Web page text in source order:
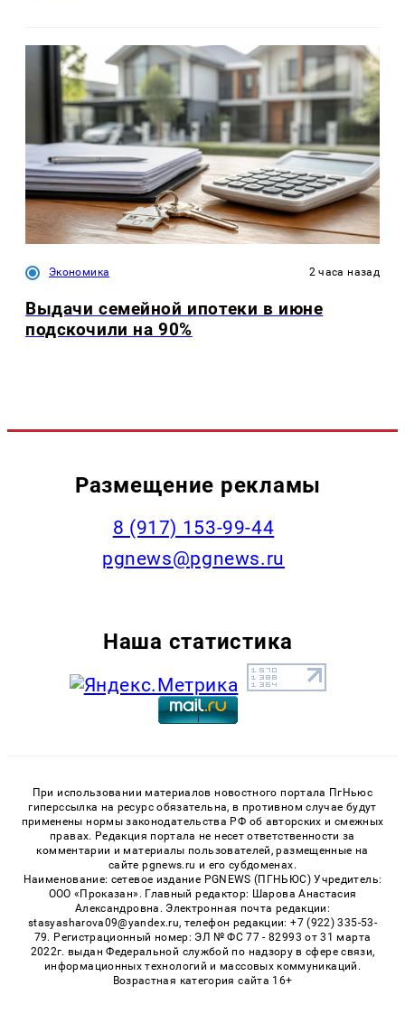
Экономика 2 часа назад
Выдачи семейной ипотеки в июне
подскочили на 90%
Размещение рекламы
‭8 (917) 153-99-44
pgnews@pgnews.ru
Наша статистика
При использовании материалов новостного портала ПгНьюс
гиперссылка на ресурс обязательна, в противном случае будут
применены нормы законодательства РФ об авторских и смежных
правах. Редакция портала не несет ответственности за
комментарии и материалы пользователей, размещенные на
сайте pgnews.ru и его субдоменах.
Наименование: сетевое издание PGNEWS (ПГНЬЮС) Учредитель:
ООО «Проказан». Главный редактор: Шарова Анастасия
Александровна. Электронная почта редакции:
stasyasharova09@yandex.ru, телефон редакции: +7 (922) 335-53-
79. Регистрационный номер: ЭЛ № ФС 77 - 82993 от 31 марта
2022г. выдан Федеральной службой по надзору в сфере связи,
информационных технологий и массовых коммуникаций.
Возрастная категория сайта 16+